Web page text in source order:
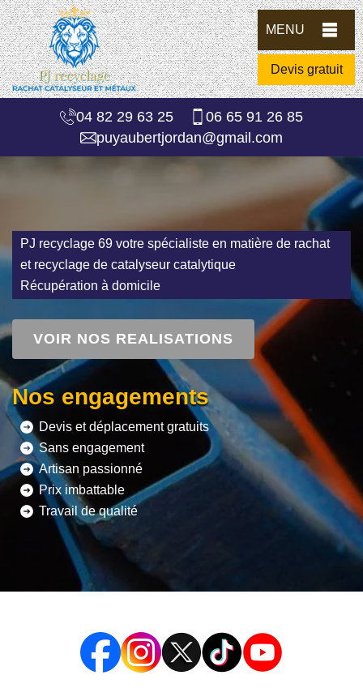
MENU
Devis gratuit
04 82 29 63 25
06 65 91 26 85
puyaubertjordan@gmail.com
PJ recyclage 69 votre spécialiste en matière de rachat
et recyclage de catalyseur catalytique
Récupération à domicile
VOIR NOS REALISATIONS
Nos engagements
Devis et déplacement gratuits
Sans engagement
Artisan passionné
Prix imbattable
Travail de qualité